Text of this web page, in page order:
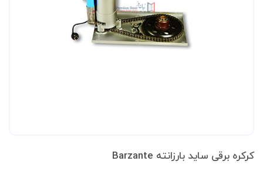
کرکره برقی ساید بارزانته Barzante